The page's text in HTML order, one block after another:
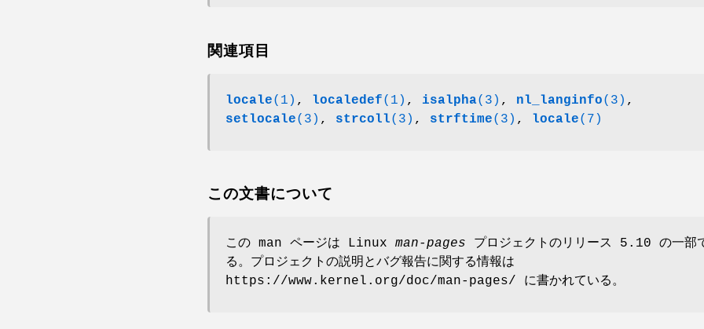
関連項目
locale(1) , localedef(1) , isalpha(3) , nl_langinfo(3) ,
setlocale(3) , strcoll(3) , strftime(3) , locale(7)
この文書について
この man ページは Linux man-pages プロジェクトのリリース 5.10 の一部
る。プロジェクトの説明とバグ報告に関する情報は
https://www.kernel.org/doc/man-pages/ に書かれている。